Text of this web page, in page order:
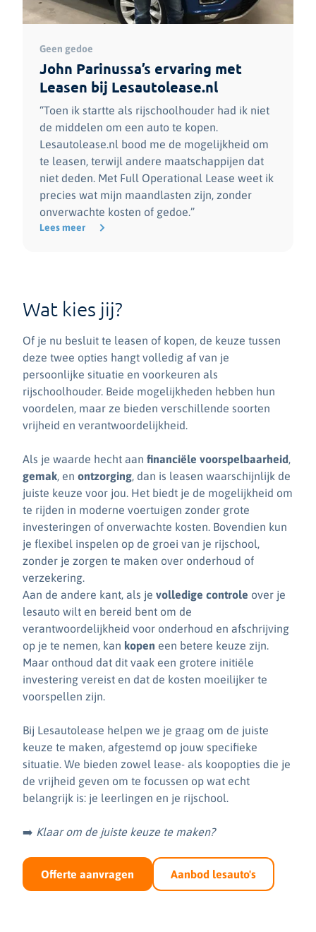
Geen gedoe
John Parinussa’s ervaring met
Leasen bij Lesautolease.nl
“Toen ik startte als rijschoolhouder had ik niet
de middelen om een auto te kopen.
Lesautolease.nl bood me de mogelijkheid om
te leasen, terwijl andere maatschappijen dat
niet deden. Met Full Operational Lease weet ik
precies wat mijn maandlasten zijn, zonder
onverwachte kosten of gedoe.”
Lees meer
Wat kies jij?
Of je nu besluit te leasen of kopen, de keuze tussen
deze twee opties hangt volledig af van je
persoonlijke situatie en voorkeuren als
rijschoolhouder. Beide mogelijkheden hebben hun
voordelen, maar ze bieden verschillende soorten
vrijheid en verantwoordelijkheid.
Als je waarde hecht aan financiële voorspelbaarheid,
gemak, en ontzorging, dan is leasen waarschijnlijk de
juiste keuze voor jou. Het biedt je de mogelijkheid om
te rijden in moderne voertuigen zonder grote
investeringen of onverwachte kosten. Bovendien kun
je flexibel inspelen op de groei van je rijschool,
zonder je zorgen te maken over onderhoud of
verzekering.
Aan de andere kant, als je volledige controle over je
lesauto wilt en bereid bent om de
verantwoordelijkheid voor onderhoud en afschrijving
op je te nemen, kan kopen een betere keuze zijn.
Maar onthoud dat dit vaak een grotere initiële
investering vereist en dat de kosten moeilijker te
voorspellen zijn.
Bij Lesautolease helpen we je graag om de juiste
keuze te maken, afgestemd op jouw specifieke
situatie. We bieden zowel lease- als koopopties die je
de vrijheid geven om te focussen op wat echt
belangrijk is: je leerlingen en je rijschool.
➡️ Klaar om de juiste keuze te maken?
Offerte aanvragen Aanbod lesauto's